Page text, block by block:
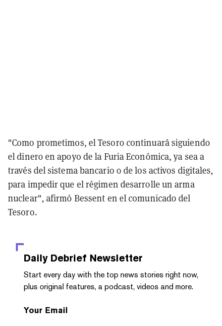
"Como prometimos, el Tesoro continuará siguiendo
el dinero en apoyo de la Furia Económica, ya sea a
través del sistema bancario o de los activos digitales,
para impedir que el régimen desarrolle un arma
nuclear", afirmó Bessent en el comunicado del
Tesoro.
Daily Debrief Newsletter
Start every day with the top news stories right now,
plus original features, a podcast, videos and more.
Your Email